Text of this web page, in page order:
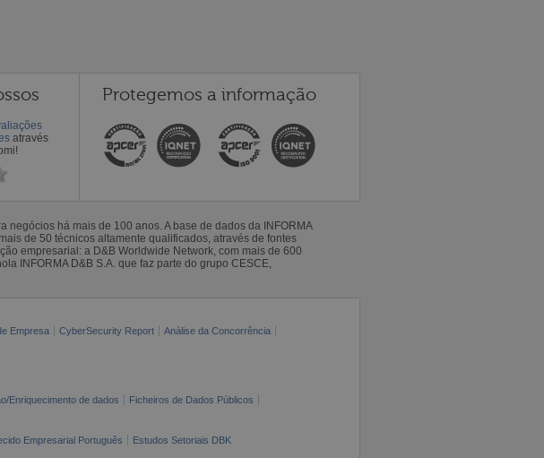
através
Protegemos a informação
há mais de 100 anos. A base de dados da INFORMA
de 50 técnicos altamente qualificados, através de fontes
empresarial: a D&B Worldwide Network, com mais de 600
INFORMA D&B S.A. que faz parte do grupo CESCE,
Empresa CyberSecurity Report
Análise da Concorrência
Enriquecimento de dados
Ficheiros de Dados Públicos
Empresarial Português Estudos Setoriais DBK